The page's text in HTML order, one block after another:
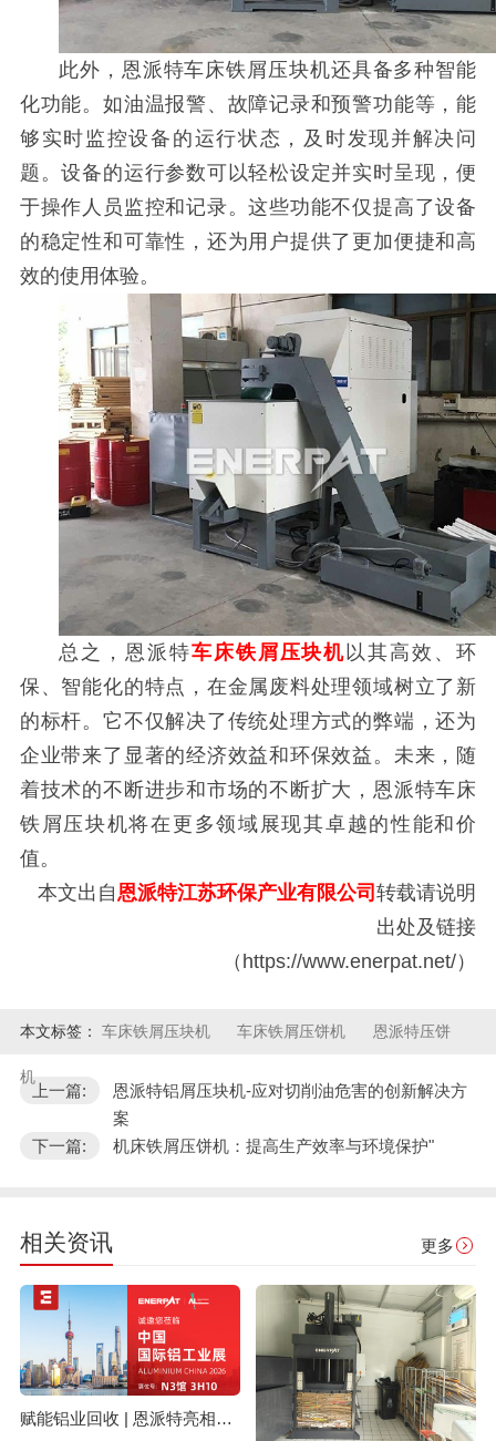
此外，恩派特车床铁屑压块机还具备多种智能
化功能。如油温报警、故障记录和预警功能等，能
够实时监控设备的运行状态，及时发现并解决问
题。设备的运行参数可以轻松设定并实时呈现，便
于操作人员监控和记录。这些功能不仅提高了设备
的稳定性和可靠性，还为用户提供了更加便捷和高
效的使用体验。
总之，恩派特车床铁屑压块机 以其高效、环
保、智能化的特点，在金属废料处理领域树立了新
的标杆。它不仅解决了传统处理方式的弊端，还为
企业带来了显著的经济效益和环保效益。未来，随
着技术的不断进步和市场的不断扩大，恩派特车床
铁屑压块机将在更多领域展现其卓越的性能和价
值。
本文出自恩派特江苏环保产业有限公司转载请说明
出处及链接
（https://www.enerpat.net/）
本文标签： 车床铁屑压块机 车床铁屑压饼机 恩派特压饼
机
上一篇:
恩派特铝屑压块机-应对切削油危害的创新解决方
案
下一篇:
机床铁屑压饼机：提高生产效率与环境保护"
相关资讯 更多
赋能铝业回收 | 恩派特亮相上海国际铝工业展